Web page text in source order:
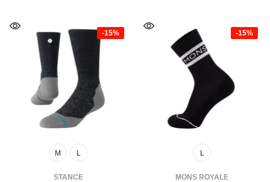
-15%
M L
FOURNISSEUR:STANCE
-15%
L
FOURNISSEUR:MONS ROYALE